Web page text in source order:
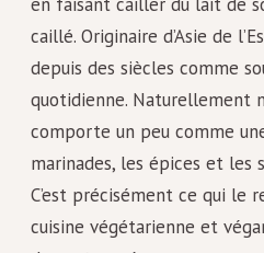
caillé. Originaire d’Asie de
depuis des siècles comme
quotidienne. Naturellement
comporte un peu comme
marinades, les épices et les
C’est précisément ce qui le
cuisine végétarienne et